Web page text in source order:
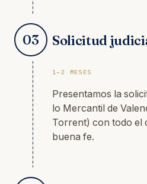
03 Solicitud
1–2 MESES
Presentamos la
lo Mercantil de
Torrent) con todo el
buena fe.